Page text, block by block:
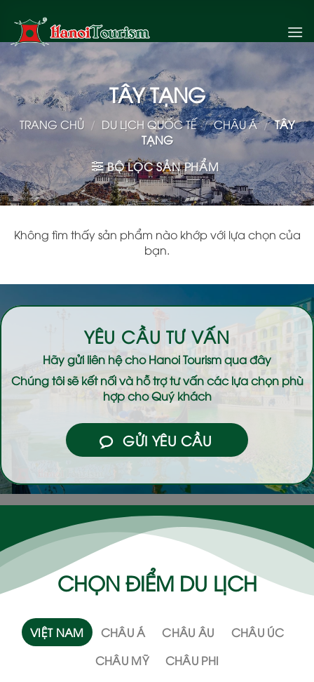
qua
dung
TÂY TẠNG
TRANG CHỦ / DU LỊCH QUỐC TẾ / CHÂU Á / TÂY
TẠNG
BỘ LỌC SẢN PHẨM
Không tìm thấy sản phẩm nào khớp với lựa chọn của
bạn.
YÊU CẦU TƯ VẤN
Hãy gửi liên hệ choHanoi Tourismqua đây
Chúng tôi sẽ kết nối và hỗ trợ tư vấn các lựa chọn phù
hợp cho Quý khách
GỬI YÊU CẦU
CHỌN ĐIỂM DU LỊCH
VIỆT NAM CHÂU Á CHÂU ÂU
CHÂU ÚC
CHÂU MỸ
CHÂU PHI